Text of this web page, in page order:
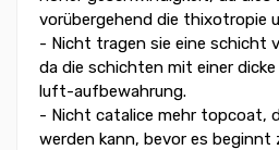
vorübergehend die thixotropie
- Nicht tragen sie eine schicht
da die schichten mit einer
luft-aufbewahrung.
- Nicht catalice mehr topcoat,
werden kann, bevor es beginnt